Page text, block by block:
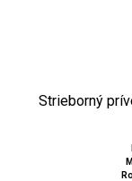
Strieborný